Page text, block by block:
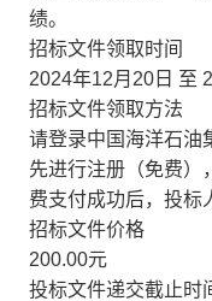
绩。
招标文件领取时间
2024年12月20日 至
招标文件领取方法
请登录中国海洋石油
先进行注册（免费）
费支付成功后，投标
招标文件价格
200.00元
投标文件递交截止时